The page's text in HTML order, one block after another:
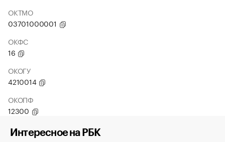
ОКТМО
03701000001
ОКФС
16
ОКОГУ
4210014
ОКОПФ
12300
Интересное на РБК